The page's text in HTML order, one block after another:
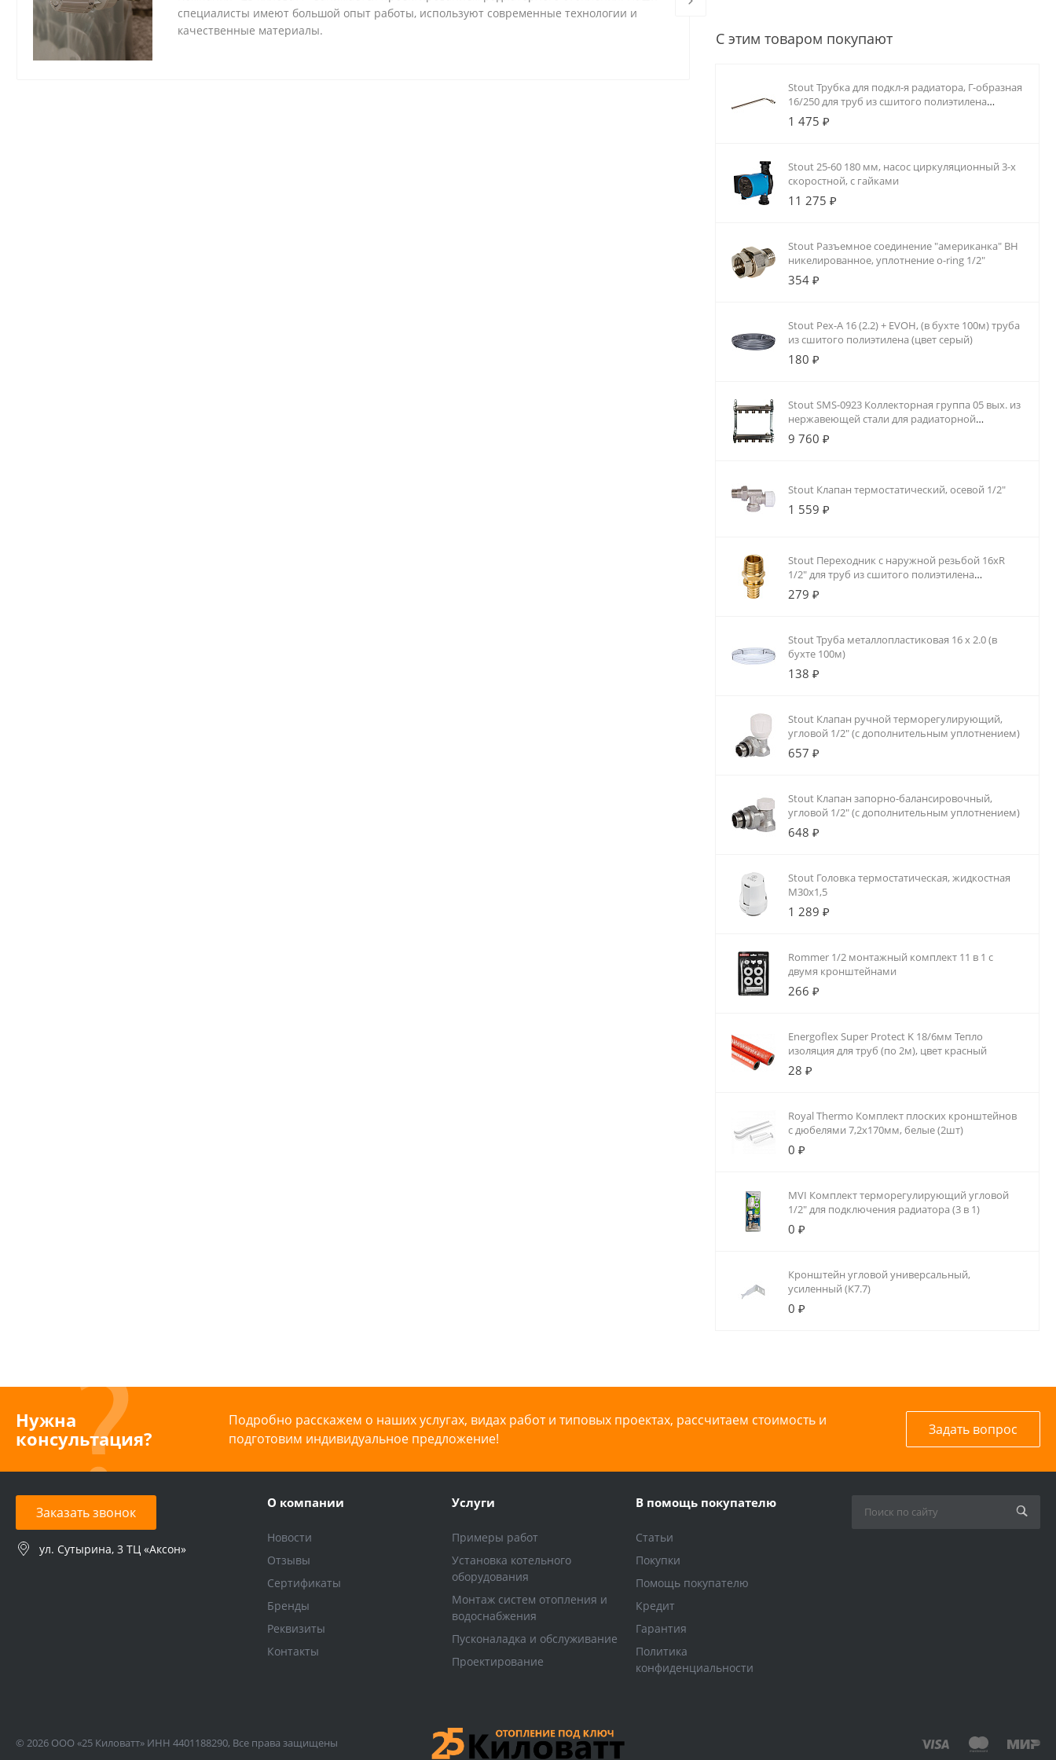
специалисты имеют большой опыт работы, используют современные технологии и
качественные материалы.
систему автоматики.
С этим товаром покупают
Stout Трубка для подкл-я радиатора, Г-образная
16/250 для труб из сшитого полиэтилена
аксиальный
1 475 ₽
Stout 25-60 180 мм, насос циркуляционный 3-х
скоростной, с гайками
11 275 ₽
Stout Разъемное соединение "американка" ВН
никелированное, уплотнение o-ring 1/2"
354 ₽
Stout Pex-A 16 (2.2) + EVOH, (в бухте 100м) труба
из сшитого полиэтилена (цвет серый)
180 ₽
Stout SMS-0923 Коллекторная группа 05 вых. из
нержавеющей стали для радиаторной
разводки
9 760 ₽
Stout Клапан термостатический, осевой 1/2"
1 559 ₽
Stout Переходник с наружной резьбой 16xR
1/2" для труб из сшитого полиэтилена
аксиальный
279 ₽
Stout Труба металлопластиковая 16 х 2.0 (в
бухте 100м)
138 ₽
Stout Клапан ручной терморегулирующий,
угловой 1/2" (с дополнительным уплотнением)
657 ₽
Stout Клапан запорно-балансировочный,
угловой 1/2" (с дополнительным уплотнением)
648 ₽
Stout Головка термостатическая, жидкостная
M30x1,5
1 289 ₽
Rommer 1/2 монтажный комплект 11 в 1 с
двумя кронштейнами
266 ₽
Energoflex Super Protect K 18/6мм Тепло
изоляция для труб (по 2м), цвет красный
28 ₽
Royal Thermo Комплект плоских кронштейнов
с дюбелями 7,2х170мм, белые (2шт)
0 ₽
MVI Комплект терморегулирующий угловой
1/2" для подключения радиатора (3 в 1)
0 ₽
Кронштейн угловой универсальный,
усиленный (К7.7)
0 ₽
Нужна
консультация?
Подробно расскажем о наших услугах, видах работ и типовых проектах, рассчитаем стоимость и
подготовим индивидуальное предложение!
Задать вопрос
Заказать звонок
ул. Сутырина, 3 ТЦ «Аксон»
О компании
Новости
Отзывы
Сертификаты
Бренды
Реквизиты
Контакты
Услуги
Примеры работ
Установка котельного
оборудования
Монтаж систем отопления и
водоснабжения
Пусконаладка и обслуживание
Проектирование
В помощь покупателю
Статьи
Покупки
Помощь покупателю
Кредит
Гарантия
Политика
конфиденциальности
© 2026 ООО «25 Киловатт» ИНН 4401188290, Все права защищены